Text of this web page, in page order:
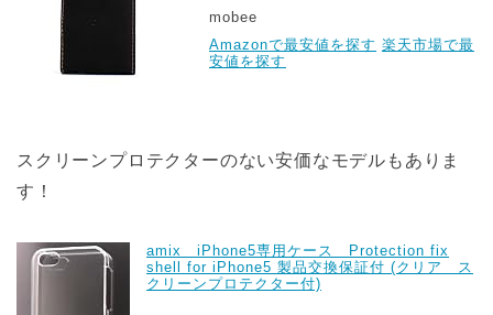
mobee
Amazonで最安値を探す 楽天市場で最
安値を探す
スクリーンプロテクターのない安価なモデルもありま
す！
amix iPhone5専用ケース Protection fix
shell for iPhone5 製品交換保証付 (クリア ス
クリーンプロテクター付)